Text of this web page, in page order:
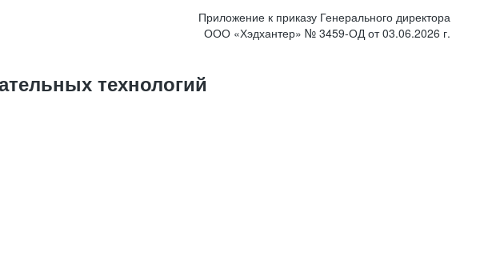
Приложение к приказу Генерального директора
ООО «Хэдхантер» № 3459-ОД от 03.06.2026 г.
технологий